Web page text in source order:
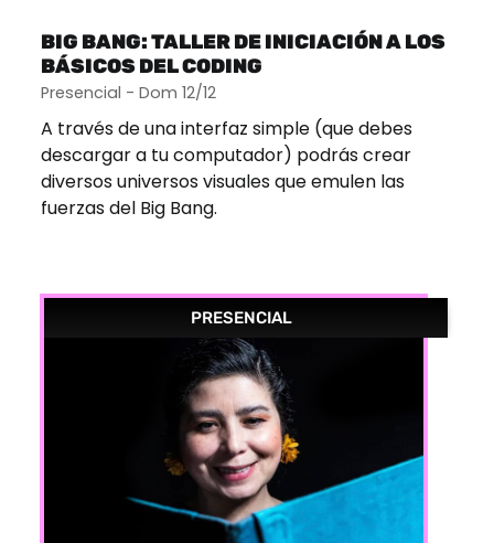
BIG BANG: TALLER DE INICIACIÓN A LOS
BÁSICOS DEL CODING
Presencial - Dom 12/12
A través de una interfaz simple (que debes
descargar a tu computador) podrás crear
diversos universos visuales que emulen las
fuerzas del Big Bang.
PRESENCIAL